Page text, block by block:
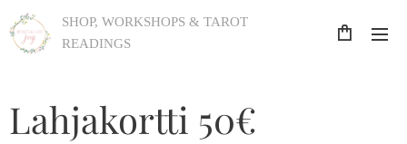
SHOP, WORKSHOPS & TAROT
READINGS
Lahjakortti 50€